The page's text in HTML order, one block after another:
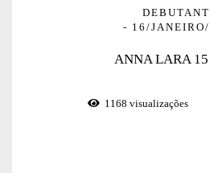
16/
ANNA LARA 15
1168 visualizações